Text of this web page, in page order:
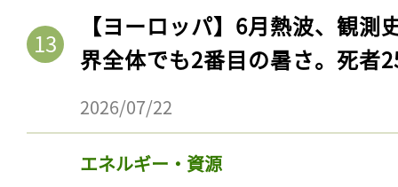
【ヨーロッパ】6月熱波、観
界全体でも2番目の暑さ。死者
2026/07/22
エネルギー・資源